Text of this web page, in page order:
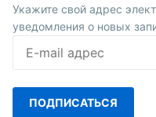
Укажите свой адрес
уведомления о новых
mail
ПОДПИСАТЬСЯ